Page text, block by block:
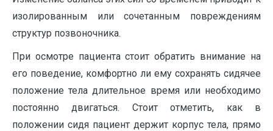
изолированным или сочетанным повреждениям
структур позвоночника.
При осмотре пациента стоит обратить внимание на
его поведение, комфортно ли ему сохранять сидячее
положение тела длительное время или необходимо
постоянно двигаться. Стоит отметить, как в
положении сидя пациент держит корпус тела, прямо